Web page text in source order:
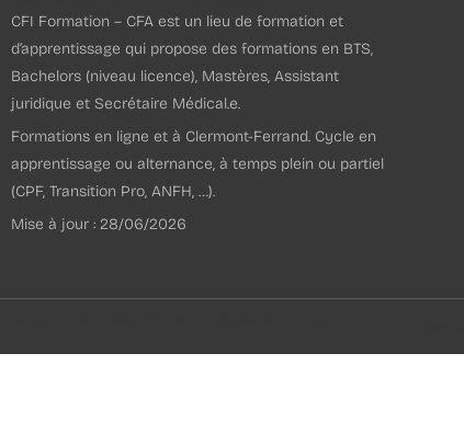
CFI Formation – CFA est un lieu de formation et
d’apprentissage qui propose des formations en BTS,
Bachelors (niveau licence), Mastères, Assistant
juridique et Secrétaire Médical.e.
Formations en ligne et à Clermont-Ferrand. Cycle en
apprentissage ou alternance, à temps plein ou partiel
(CPF, Transition Pro, ANFH, …).
Mise à jour : 28/06/2026